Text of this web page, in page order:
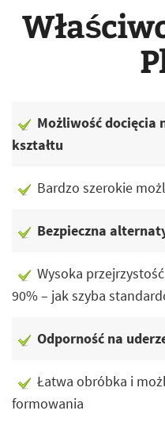
Możliwość docięcia
kształtu
Bardzo szerokie
Bezpieczna
Wysoka
90% – jak szyba
Odporność na
Łatwa obróbka i
formowania